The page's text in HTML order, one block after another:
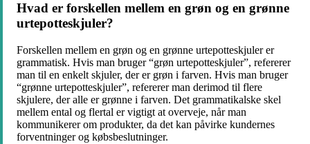
Hvad er forskellen mellem en grøn og en grønne
urtepotteskjuler?
Forskellen mellem en grøn og en grønne urtepotteskjuler er
grammatisk. Hvis man bruger “grøn urtepotteskjuler”, refererer
man til en enkelt skjuler, der er grøn i farven. Hvis man bruger
“grønne urtepotteskjuler”, refererer man derimod til flere
skjulere, der alle er grønne i farven. Det grammatikalske skel
mellem ental og flertal er vigtigt at overveje, når man
kommunikerer om produkter, da det kan påvirke kundernes
forventninger og købsbeslutninger.